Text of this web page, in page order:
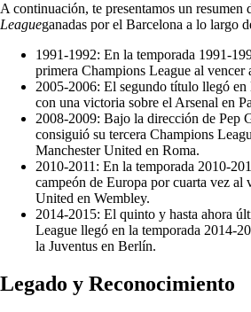
A continuación, te presentamos un resumen
Leagueganadas por el Barcelona a lo largo
1991-1992: En la temporada 1991-
primera Champions League al vencer
2005-2006: El segundo título llegó en
con una victoria sobre el Arsenal en
2008-2009: Bajo la dirección de Pep
consiguió su tercera Champions
Manchester United en Roma.
2010-2011: En la temporada 2010-
campeón de Europa por cuarta vez al
United en Wembley.
2014-2015: El quinto y hasta ahora
League llegó en la temporada 2014-
la Juventus en Berlín.
Legado y Reconocimiento